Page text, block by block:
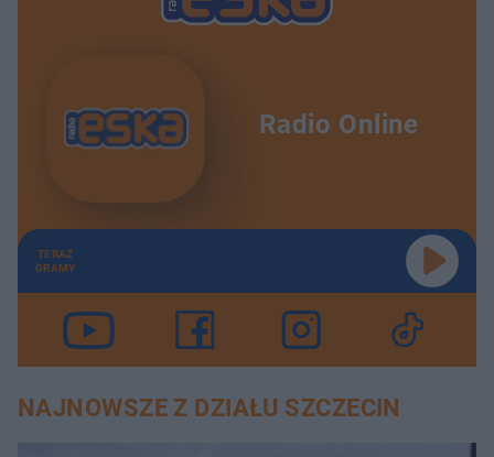
Radio Online
TERAZ
GRAMY
NAJNOWSZE Z DZIAŁU SZCZECIN